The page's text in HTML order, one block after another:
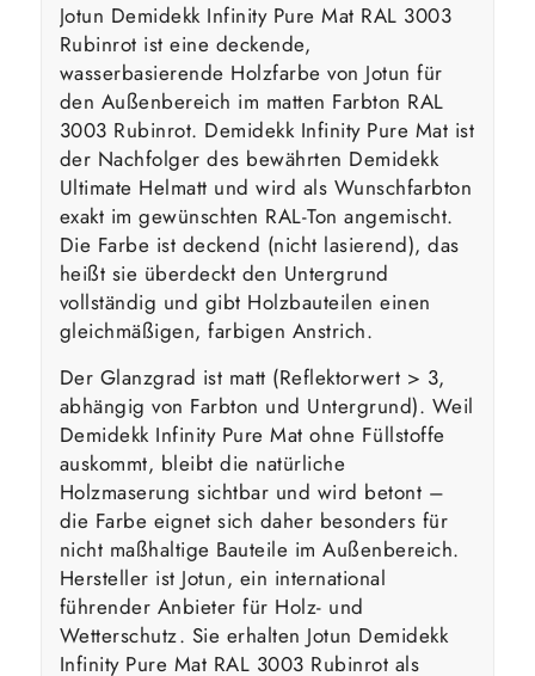
Jotun Demidekk Infinity Pure Mat RAL 3003
Rubinrot ist eine deckende,
wasserbasierende Holzfarbe von Jotun für
den Außenbereich im matten Farbton RAL
3003 Rubinrot. Demidekk Infinity Pure Mat ist
der Nachfolger des bewährten Demidekk
Ultimate Helmatt und wird als Wunschfarbton
exakt im gewünschten RAL-Ton angemischt.
Die Farbe ist deckend (nicht lasierend), das
heißt sie überdeckt den Untergrund
vollständig und gibt Holzbauteilen einen
gleichmäßigen, farbigen Anstrich.
Der Glanzgrad ist matt (Reflektorwert > 3,
abhängig von Farbton und Untergrund). Weil
Demidekk Infinity Pure Mat ohne Füllstoffe
auskommt, bleibt die natürliche
Holzmaserung sichtbar und wird betont –
die Farbe eignet sich daher besonders für
nicht maßhaltige Bauteile im Außenbereich.
Hersteller ist Jotun, ein international
führender Anbieter für Holz- und
Wetterschutz. Sie erhalten Jotun Demidekk
Infinity Pure Mat RAL 3003 Rubinrot als